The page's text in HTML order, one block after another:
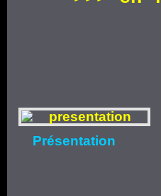
Présentation